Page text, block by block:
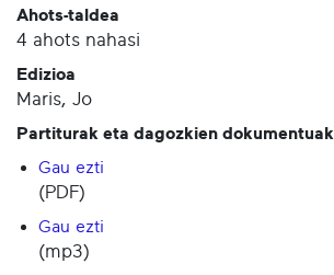
Ahots-taldea
4 ahots nahasi
Edizioa
Maris, Jo
Partiturak eta dagozkien dokumentuak
Gau ezti
(PDF)
Gau ezti
(mp3)